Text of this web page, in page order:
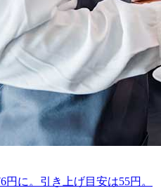
に。引き上げ目安は55円。